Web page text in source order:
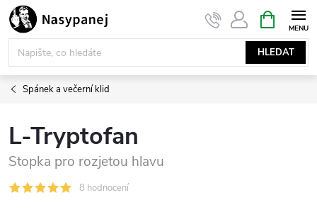
Přejít
na
obsah
HLEDAT
NÁKUPNÍ
KOŠÍK
Spánek a večerní klid
L-Tryptofan
Stopka pro rozjetou hlavu
8 hodnocení